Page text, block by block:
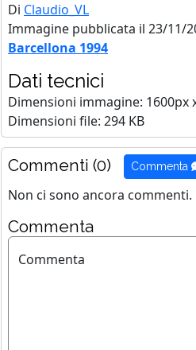
Di Claudio_VL
Immagine pubblicata il 23/11/
Barcellona 1994
Dati tecnici
Dimensioni immagine: 1600px
Dimensioni file: 294 KB
Commenti (0) Commenta
Non ci sono ancora commenti.
Commenta
Commenta